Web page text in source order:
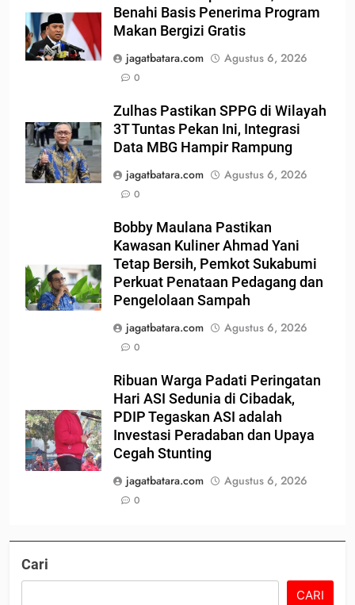
Benahi Basis Penerima Program
Makan Bergizi Gratis
jagatbatara.com
Agustus 6, 2026
0
Zulhas Pastikan SPPG di Wilayah
3T Tuntas Pekan Ini, Integrasi
Data MBG Hampir Rampung
jagatbatara.com
Agustus 6, 2026
0
Bobby Maulana Pastikan
Kawasan Kuliner Ahmad Yani
Tetap Bersih, Pemkot Sukabumi
Perkuat Penataan Pedagang dan
Pengelolaan Sampah
jagatbatara.com
Agustus 6, 2026
0
Ribuan Warga Padati Peringatan
Hari ASI Sedunia di Cibadak,
PDIP Tegaskan ASI adalah
Investasi Peradaban dan Upaya
Cegah Stunting
jagatbatara.com
Agustus 6, 2026
0
Cari
CARI